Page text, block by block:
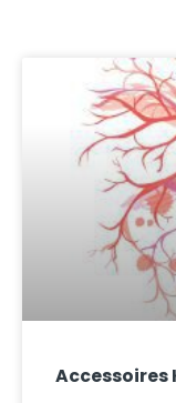
Accessoires